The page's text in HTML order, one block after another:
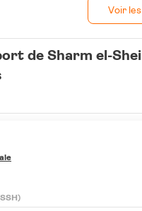
Voir
de Sharm el-